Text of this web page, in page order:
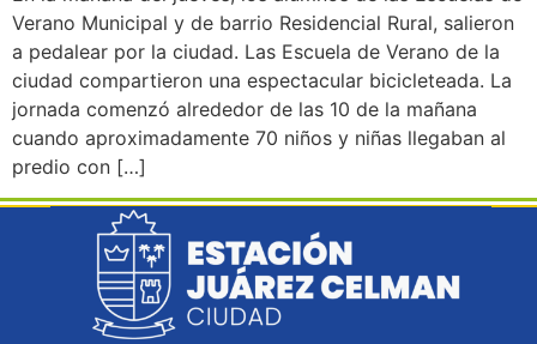
Verano Municipal y de barrio Residencial Rural, salieron
a pedalear por la ciudad. Las Escuela de Verano de la
ciudad compartieron una espectacular bicicleteada. La
jornada comenzó alrededor de las 10 de la mañana
cuando aproximadamente 70 niños y niñas llegaban al
predio con […]